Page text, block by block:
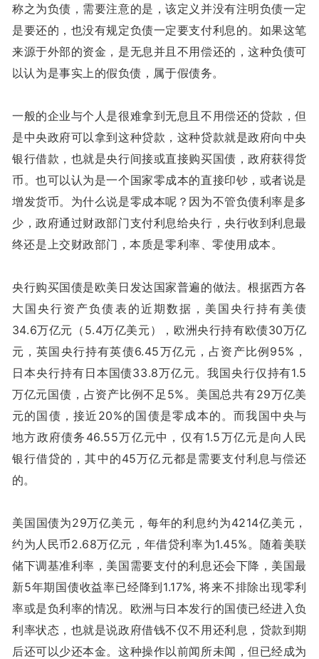
称之为负债，需要注意的是，该定义并没有注明负债一定
是要还的，也没有规定负债一定要支付利息的。如果这笔
来源于外部的资金，是无息并且不用偿还的，这种负债可
以认为是事实上的假负债，属于假债务。
一般的企业与个人是很难拿到无息且不用偿还的贷款，但
是中央政府可以拿到这种贷款，这种贷款就是政府向中央
银行借款，也就是央行间接或直接购买国债，政府获得货
币。也可以认为是一个国家零成本的直接印钞，或者说是
增发货币。为什么说是零成本呢？因为不管负债利率是多
少，政府通过财政部门支付利息给央行，央行收到利息最
终还是上交财政部门，本质是零利率、零使用成本。
央行购买国债是欧美日发达国家普遍的做法。根据西方各
大国央行资产负债表的近期数据，美国央行持有美债
34.6万亿元（5.4万亿美元），欧洲央行持有欧债30万亿
元，英国央行持有英债6.45万亿元，占资产比例95%，
日本央行持有日本国债33.8万亿元。我国央行仅持有1.5
万亿元国债，占资产比例不足5%。美国总共有29万亿美
元的国债，接近20%的国债是零成本的。而我国中央与
地方政府债务46.55万亿元中，仅有1.5万亿元是向人民
银行借贷的，其中的45万亿元都是需要支付利息与偿还
的。
美国国债为29万亿美元，每年的利息约为4214亿美元，
约为人民币2.68万亿元，年借贷利率为1.45%。随着美联
储下调基准利率，美国需要支付的利息还会下降，美国最
新5年期国债收益率已经降到1.17%, 将来不排除出现零利
率或是负利率的情况。欧洲与日本发行的国债已经进入负
利率状态，也就是说政府借钱不仅不用还利息，贷款到期
后还可以少还本金。这种操作以前闻所未闻，但已经成为